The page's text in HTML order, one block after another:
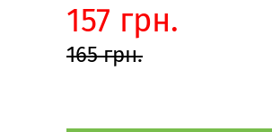
157 грн.
165 грн.